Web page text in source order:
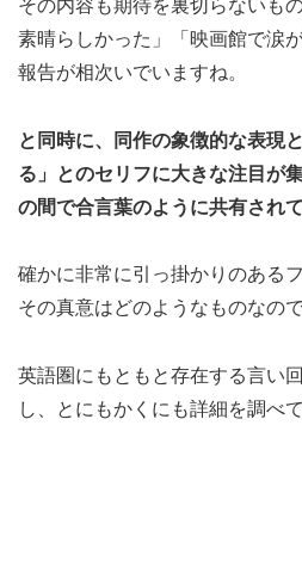
その内容も期待を裏切らないも
素晴らしかった」「映画館で涙
報告が相次いでいますね。
と同時に、同作の象徴的な表現
る」とのセリフに大きな注目が
の間で合言葉のように共有され
確かに非常に引っ掛かりのある
その真意はどのようなものなので
英語圏にもともと存在する言い
し、とにもかくにも詳細を調べ